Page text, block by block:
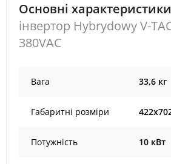
Основні характеристики
інвертор Hybrydowy V-
380VAC
Вага 33,6 кг
Габаритні розміри
Потужність 10 кВт